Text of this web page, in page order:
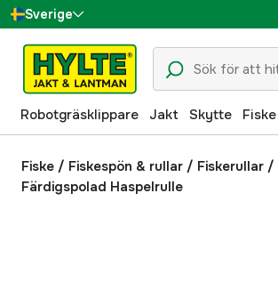
Sverige
Danmark
Suomi
Norge
Deutschland
Robotgräsklippare Jakt Skytte Fiske
Fiske / Fiskespön & rullar / Fiskerullar /
Färdigspolad Haspelrulle